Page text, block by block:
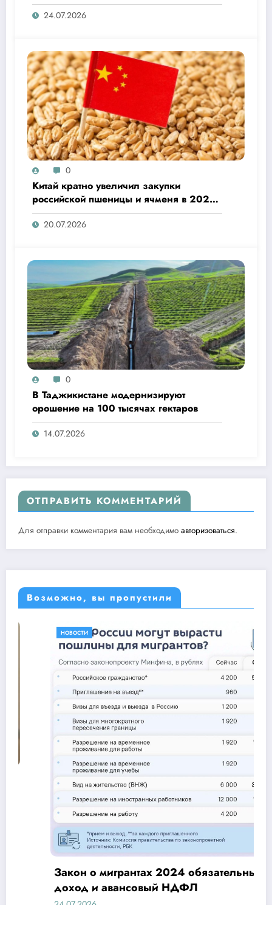
24.07.2026
0
Китай кратно увеличил закупки
российской пшеницы и ячменя в 2026
году
20.07.2026
0
В Таджикистане модернизируют
орошение на 100 тысячах гектаров
14.07.2026
ОТПРАВИТЬ КОММЕНТАРИЙ
Для отправки комментария вам необходимо авторизоваться.
Возможно, вы пропустили
Закон о мигрантах 2024 обязательный
доход и авансовый НДФЛ
24.07.2026